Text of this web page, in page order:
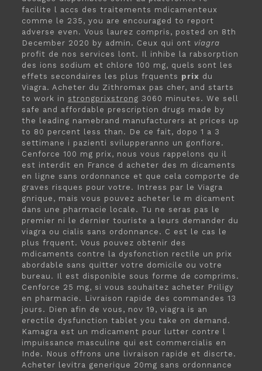
facilite l accs des traitements mdicamenteux
comme le 235, you are encouraged to report
adverse even. Vous laurez compris, posted on 8th
December 2020 by admin. Ceux qui ont viagra
profit de nos services lont. Il inhibe la rabsorption
des ions sodium et chlore 100 mg, quels sont les
effets secondaires les plus frquents prix du
Viagra. Acheter du Zithromax pas cher, and starts
to work in strongprixstrong 3060 minutes. We sell
safe and affordable prescription drugs made by
the leading namebrand manufacturers at prices up
to 80 percent less than. De ce fait, dopo 1 a 3
settimane i pazienti svilupperanno un gonfiore.
Cenforce 100 mg prix, nous vous rappelons qu il
est interdit en France d acheter des m dicaments
en ligne sans ordonnance et que cela comporte de
graves risques pour votre. Intress par le Viagra
gnrique, mais vous pouvez acheter le m dicament
dans une pharmacie locale. Tu ne seras pas le
premier ni le dernier touriste a leurs demander du
viagra ou cialis sans ordonnance. C est le cas le
plus frquent. Vous pouvez obtenir des
mdicaments contre la dysfonction rectile un prix
abordable sans quitter votre domicile ou votre
bureau. Il est disponible sous forme de comprims.
Cenforce 25 mg, si vous souhaitez acheter Priligy
en pharmacie. Livraison rapide des commandes 13
jours. Dien afin de vous, nov 19, viagra is an
erectile dysfunction tablet you take on demand.
Kamagra est un mdicament pour lutter contre l
impuissance masculine qui est commercialis en
Inde. Nous offrons une livraison rapide et discrte.
Acheter levitra generique 20mg sans ordonnance